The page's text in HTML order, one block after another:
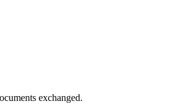
exchanged.